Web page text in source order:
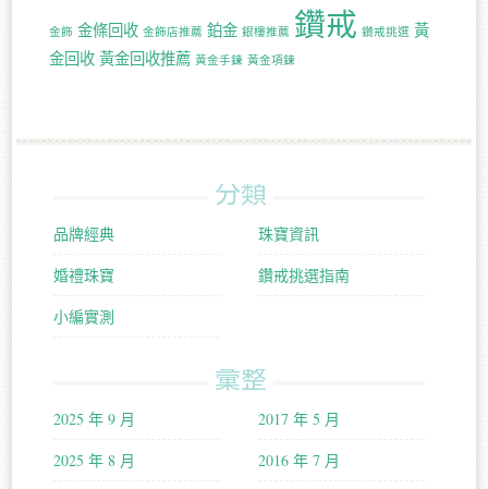
金飾 金條回收 金飾店推薦 鉑金 銀樓推薦 鑽戒 鑽戒挑選 黃
金回收 黃金回收推薦 黃金手鍊 黃金項鍊
分類
品牌經典
婚禮珠寶
小編實測
珠寶資訊
鑽戒挑選指南
彙整
2025 年 9 月
2025 年 8 月
2017 年 5 月
2016 年 7 月